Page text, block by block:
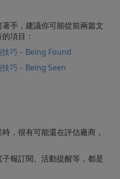
手，建議你可能從前兩篇文
項目：
巧－Being Found
巧－Being Seen
，很有可能還在評估廠商，
報訂閱、活動提醒等，都是